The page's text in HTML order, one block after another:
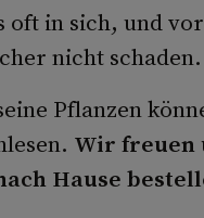
oft in sich, und
nicht schaden.
Pflanzen
Wir freuen
Hause